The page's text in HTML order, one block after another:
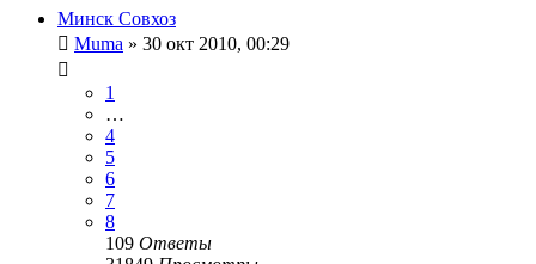
Минск Совхоз
Muma » 30 окт 2010, 00:29
1
…
4
5
6
7
8
109 Ответы